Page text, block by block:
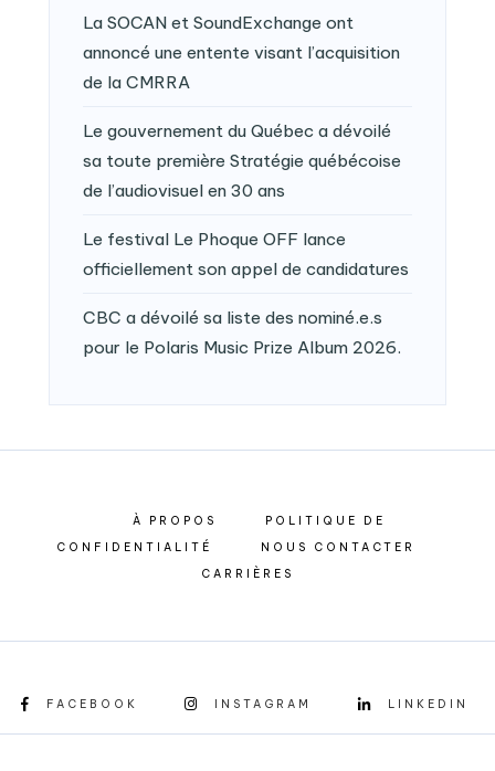
La SOCAN et SoundExchange ont
annoncé une entente visant l’acquisition
de la CMRRA
Le gouvernement du Québec a dévoilé
sa toute première Stratégie québécoise
de l’audiovisuel en 30 ans
Le festival Le Phoque OFF lance
officiellement son appel de candidatures
CBC a dévoilé sa liste des nominé.e.s
pour le Polaris Music Prize Album 2026.
À PROPOS
POLITIQUE DE
CONFIDENTIALITÉ
NOUS CONTACTER
CARRIÈRES
FACEBOOK INSTAGRAM LINKEDIN